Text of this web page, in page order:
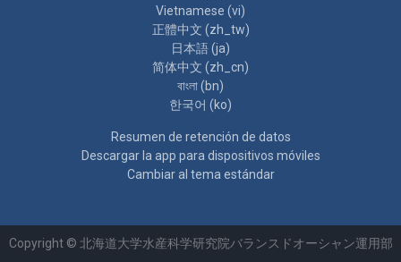
Vietnamese ‎(vi)‎
正體中文 ‎(zh_tw)‎
日本語 ‎(ja)‎
简体中文 ‎(zh_cn)‎
বাংলা ‎(bn)‎
한국어 ‎(ko)‎
Resumen de retención de datos
Descargar la app para dispositivos móviles
Cambiar al tema estándar
Copyright © 北海道大学水産科学研究院バランスドオーシャン運用部